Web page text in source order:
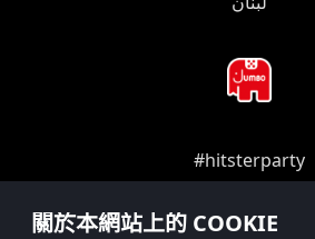
關於本網站上的 COOKIE
#hitsterparty